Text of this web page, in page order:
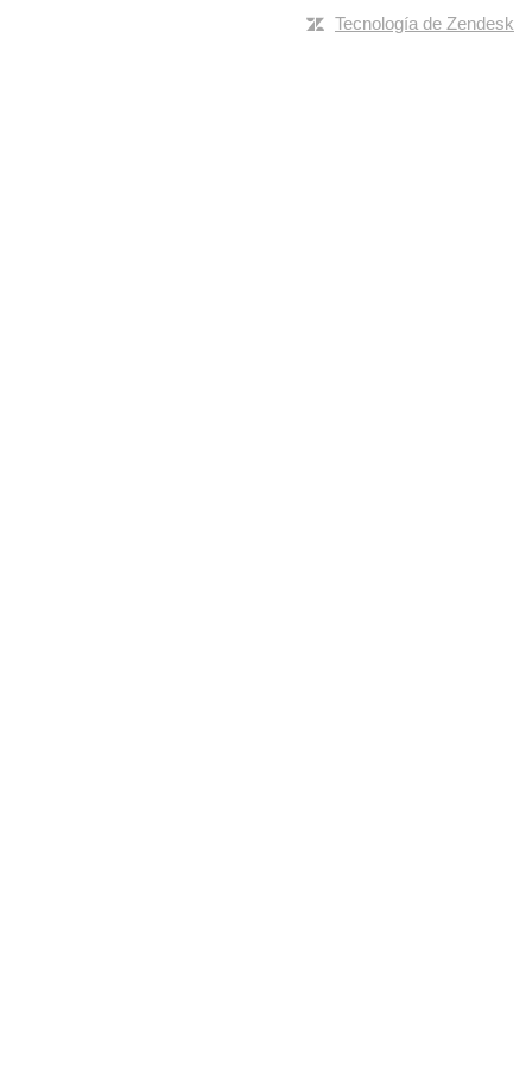
Tecnología de Zendesk